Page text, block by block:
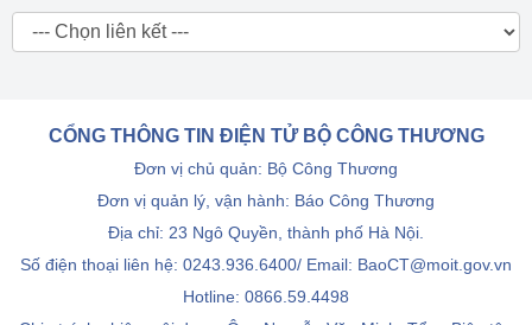
CỔNG THÔNG TIN ĐIỆN TỬ BỘ CÔNG THƯƠNG
Đơn vị chủ quản: Bộ Công Thương
Đơn vị quản lý, vận hành: Báo Công Thương
Địa chỉ: 23 Ngô Quyền, thành phố Hà Nội.
Số điện thoại liên hệ: 0243.936.6400/ Email: BaoCT@moit.gov.vn
Hotline: 0866.59.4498